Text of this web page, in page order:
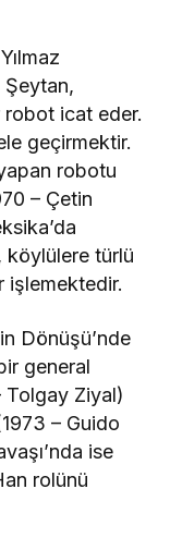
Şeytan,
robot icat eder.
geçirmektir.
robotu
– Çetin
köylülere türlü
işlemektedir.
Dönüşü’nde
general
Tolgay Ziyal)
– Guido
ise
rolünü